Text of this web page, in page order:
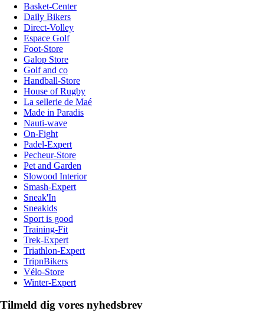
Basket-Center
Daily Bikers
Direct-Volley
Espace Golf
Foot-Store
Galop Store
Golf and co
Handball-Store
House of Rugby
La sellerie de Maé
Made in Paradis
Nauti-wave
On-Fight
Padel-Expert
Pecheur-Store
Pet and Garden
Slowood Interior
Smash-Expert
Sneak'In
Sneakids
Sport is good
Training-Fit
Trek-Expert
Triathlon-Expert
TripnBikers
Vélo-Store
Winter-Expert
Tilmeld dig vores nyhedsbrev